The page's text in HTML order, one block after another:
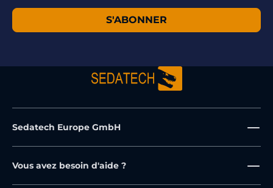
S'ABONNER
Sedatech Europe GmbH
Vous avez besoin d'aide ?